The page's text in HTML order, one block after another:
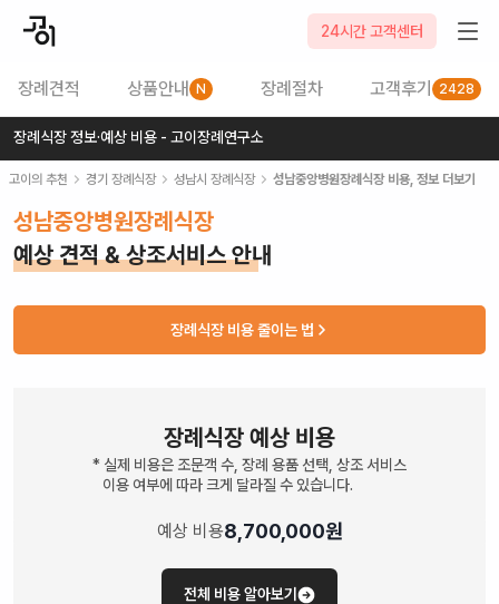
24시간 고객센터
장례견적 상품안내 N 장례절차 고객후기 2428
장례식장 정보·예상 비용 - 고이장례연구소
고이의 추천 경기 장례식장 성남시 장례식장 성남중앙병원장례식장비용, 정보 더보기
성남중앙병원장례식장
예상 견적 & 상조서비스 안내
장례식장 비용 줄이는 법
장례식장 예상 비용
* 실제 비용은 조문객 수, 장례 용품 선택, 상조 서비스
이용 여부에 따라 크게 달라질 수 있습니다.
예상 비용8,700,000원
전체 비용 알아보기